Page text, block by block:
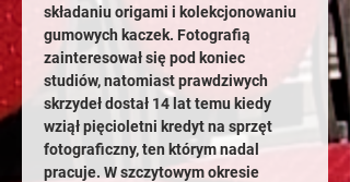
składaniu origami i kolekcjonowaniu
gumowych kaczek. Fotografią
zainteresował się pod koniec
studiów, natomiast prawdziwych
skrzydeł dostał 14 lat temu kiedy
wziął pięcioletni kredyt na sprzęt
fotograficzny, ten którym nadal
pracuje. W szczytowym okresie